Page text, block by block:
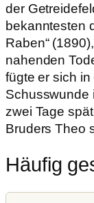
der
bekanntesten
Raben“
nahenden
fügte er sich
Schusswunde
zwei Tage
Bruders Theo
Häufig